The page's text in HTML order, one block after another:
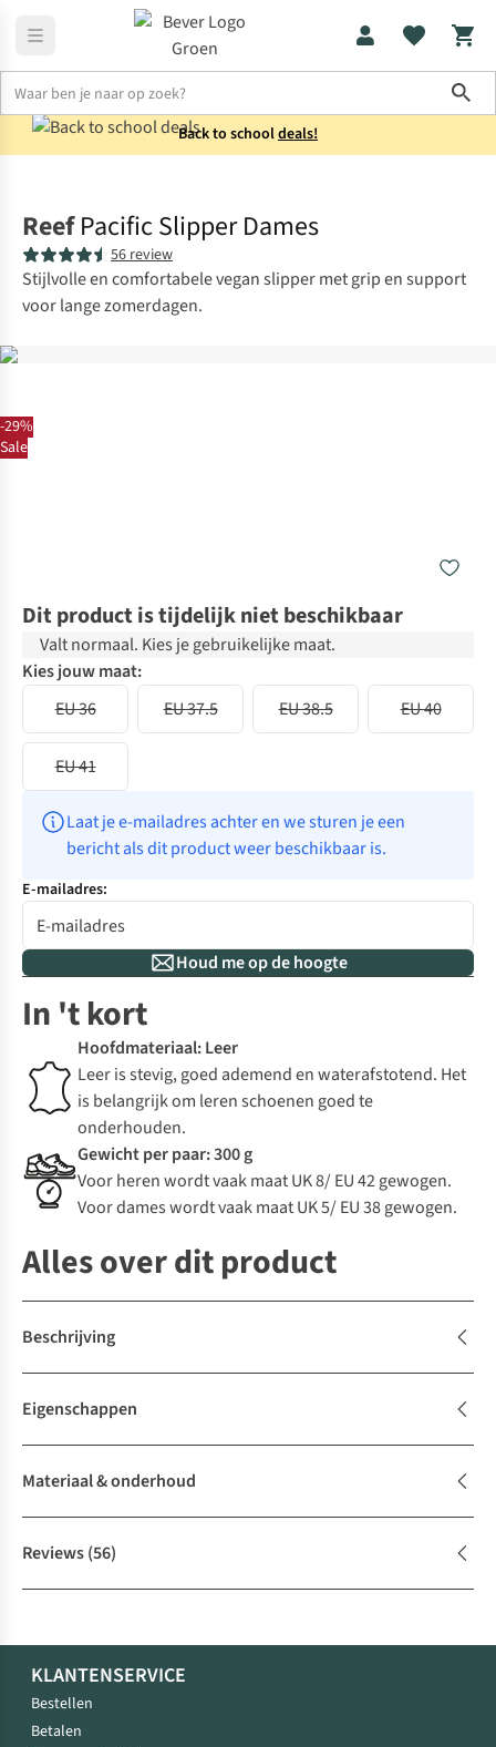
Back to schooldeals!
-29%
Sale
Reef Pacific Slipper Dames
56 review
Stijlvolle en comfortabele vegan slipper met grip en support
voor lange zomerdagen.
Dit product is tijdelijk niet beschikbaar
Valt normaal. Kies je gebruikelijke maat.
Kies jouw maat:
EU 36
EU 37.5 EU 38.5 EU 40
EU 41
Laat je e-mailadres achter en we sturen je een
bericht als dit product weer beschikbaar is.
E-mailadres:
Houd me op de hoogte
In 't kort
Hoofdmateriaal: Leer
Leer is stevig, goed ademend en waterafstotend. Het
is belangrijk om leren schoenen goed te
onderhouden.
Gewicht per paar: 300 g
Voor heren wordt vaak maat UK 8/ EU 42 gewogen.
Voor dames wordt vaak maat UK 5/ EU 38 gewogen.
Alles over dit product
Beschrijving
Eigenschappen
Materiaal & onderhoud
Reviews(56)
KLANTENSERVICE
Bestellen
Betalen